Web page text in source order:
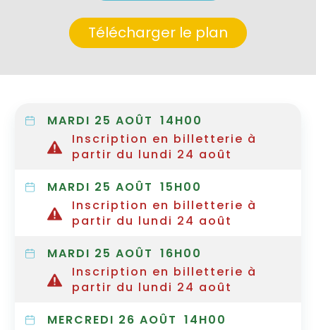
Télécharger le plan
MARDI 25 AOÛT 14H00
Inscription en billetterie à
partir du lundi 24 août
MARDI 25 AOÛT 15H00
Inscription en billetterie à
partir du lundi 24 août
MARDI 25 AOÛT 16H00
Inscription en billetterie à
partir du lundi 24 août
MERCREDI 26 AOÛT 14H00